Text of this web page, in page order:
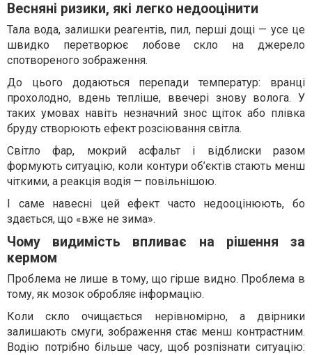
Весняні ризики, які легко недооцінити
Тала вода, залишки реагентів, пил, перші дощі — усе це
швидко перетворює лобове скло на джерело
спотвореного зображення.
До цього додаються перепади температур: вранці
прохолодно, вдень тепліше, ввечері знову волога. У
таких умовах навіть незначний знос щіток або плівка
бруду створюють ефект розсіювання світла.
Світло фар, мокрий асфальт і відблиски разом
формують ситуацію, коли контури об’єктів стають менш
чіткими, а реакція водія — повільнішою.
І саме навесні цей ефект часто недооцінюють, бо
здається, що «вже не зима».
Чому видимість впливає на рішення за
кермом
Проблема не лише в тому, що гірше видно. Проблема в
тому, як мозок обробляє інформацію.
Коли скло очищається нерівномірно, а двірники
залишають смуги, зображення стає менш контрастним.
Водію потрібно більше часу, щоб розпізнати ситуацію: